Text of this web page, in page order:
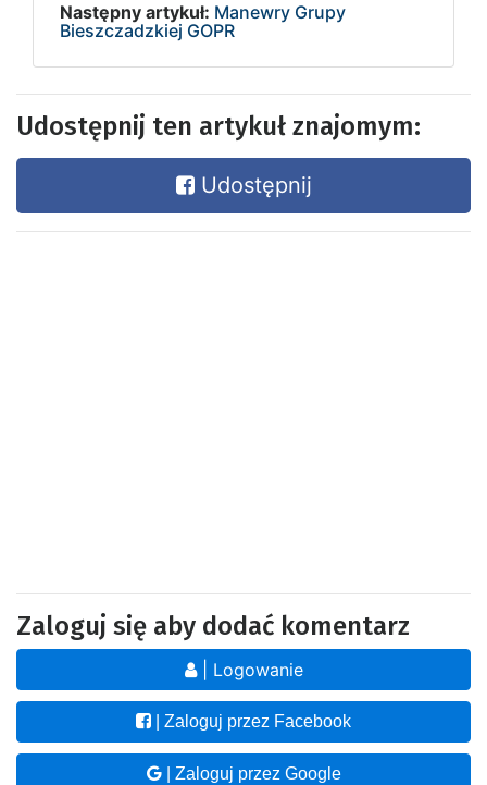
Następny artykuł: Manewry Grupy
Bieszczadzkiej GOPR
Udostępnij ten artykuł znajomym:
Udostępnij
Zaloguj się aby dodać komentarz
| Logowanie
| Zaloguj przez Facebook
| Zaloguj przez Google